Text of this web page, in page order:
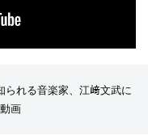
れる音楽家、江﨑文武に
画